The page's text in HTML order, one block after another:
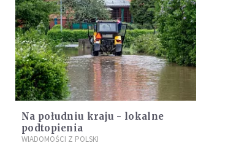
Na południu kraju - lokalne
podtopienia
WIADOMOŚCI Z POLSKI